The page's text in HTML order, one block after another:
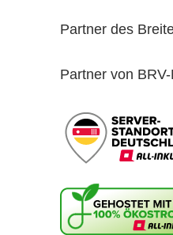
Partner des
Partner von